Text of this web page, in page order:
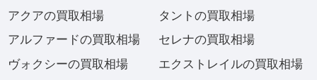
アクアの買取相場
アルファードの買取相場
ヴォクシーの買取相場
タントの買取相場
セレナの買取相場
エクストレイルの買取相場